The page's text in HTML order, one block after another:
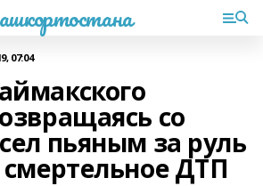
07:04
со
пьяным за руль
ДТП